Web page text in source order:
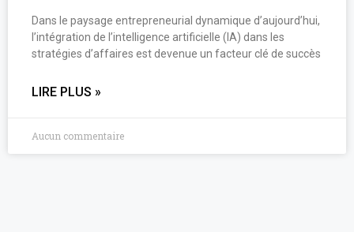
Dans le paysage entrepreneurial dynamique d’aujourd’hui,
l’intégration de l’intelligence artificielle (IA) dans les
stratégies d’affaires est devenue un facteur clé de succès
LIRE PLUS »
Aucun commentaire